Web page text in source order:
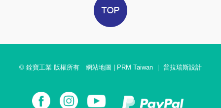
© 銓寶工業 版權所有 網站地圖 PRM Taiwan ｜ 普拉瑞斯設計